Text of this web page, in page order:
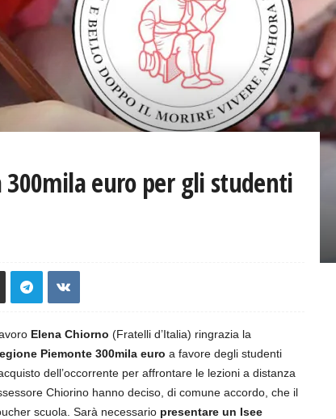
300mila euro per gli studenti
Elena Chiorno (Fratelli d’Italia) ringrazia la
Piemonte 300mila euro a favore degli studenti
dell’occorrente per affrontare le lezioni a distanza
Chiorino hanno deciso, di comune accordo, che il
scuola. Sarà necessario presentare un Isee